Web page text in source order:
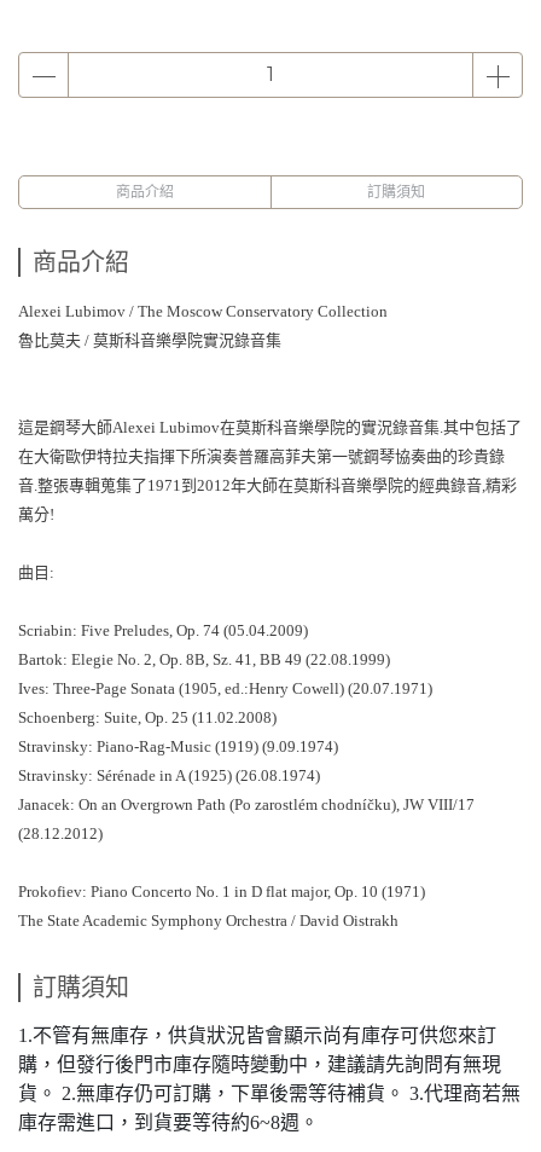
商品介紹 訂購須知
商品介紹
Alexei Lubimov / The Moscow Conservatory Collection
魯比莫夫 / 莫斯科音樂學院實況錄音集
這是鋼琴大師Alexei Lubimov在莫斯科音樂學院的實況錄音集.其中包括了
在大衛歐伊特拉夫指揮下所演奏普羅高菲夫第一號鋼琴協奏曲的珍貴錄
音.整張專輯蒐集了1971到2012年大師在莫斯科音樂學院的經典錄音,精彩
萬分!
曲目:
Scriabin: Five Preludes, Op. 74 (05.04.2009)
Bartok: Elegie No. 2, Op. 8B, Sz. 41, BB 49 (22.08.1999)
Ives: Three-Page Sonata (1905, ed.:Henry Cowell) (20.07.1971)
Schoenberg: Suite, Op. 25 (11.02.2008)
Stravinsky: Piano-Rag-Music (1919) (9.09.1974)
Stravinsky: Sérénade in A (1925) (26.08.1974)
Janacek: On an Overgrown Path (Po zarostlém chodníčku), JW VIII/17
(28.12.2012)
Prokofiev: Piano Concerto No. 1 in D flat major, Op. 10 (1971)
The State Academic Symphony Orchestra / David Oistrakh
訂購須知
1.不管有無庫存，供貨狀況皆會顯示尚有庫存可供您來訂
購，但發行後門市庫存隨時變動中，建議請先詢問有無現
貨。 2.無庫存仍可訂購，下單後需等待補貨。 3.代理商若無
庫存需進口，到貨要等待約6~8週。